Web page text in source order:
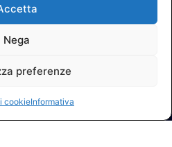
Nega
preferenze
cookieInformativa
AIFI
fisioterapisti AIFI